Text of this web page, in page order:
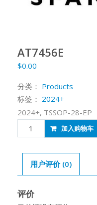
AT7456E
$0.00
分类： Products
标签： 2024+
2024+, TSSOP-28-EP
AT7456E
数
加入购物车
用户评价 (0)
评价